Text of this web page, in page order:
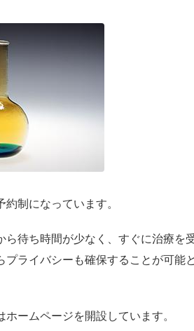
制になっています。
ら待ち時間が少なく、すぐに治療を
プライバシーも確保することが可能
ームページを開設しています。